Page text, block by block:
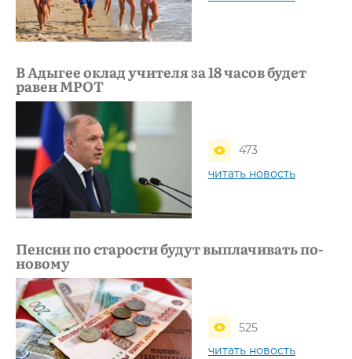
В Адыгее оклад учителя за 18 часов будет
равен МРОТ
473
читать новость
Пенсии по старости будут выплачивать по-
новому
525
читать новость